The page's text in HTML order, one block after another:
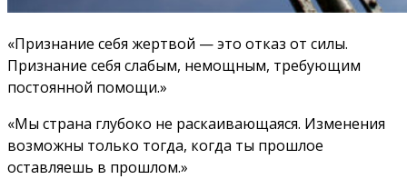
«Признание себя жертвой — это отказ от силы.
Признание себя слабым, немощным, требующим
постоянной помощи.»
«Мы страна глубоко не раскаивающаяся. Изменения
возможны только тогда, когда ты прошлое
оставляешь в прошлом.»